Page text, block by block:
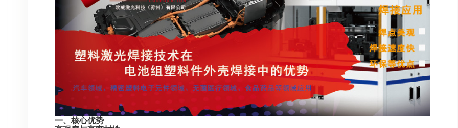
一、核心优势